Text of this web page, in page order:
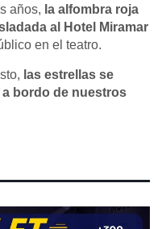
años, la alfombra roja
al Hotel Miramar
en el teatro.
las estrellas se
bordo de nuestros